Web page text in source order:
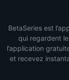
BetaSeries est
qui regardent
l’application
et recevez